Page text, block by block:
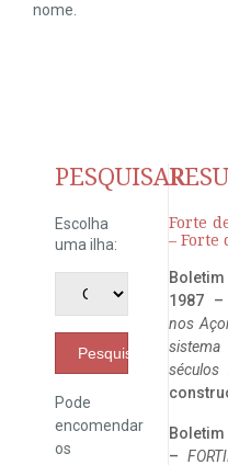
nome.
PESQUISAR
Escolha
uma ilha:
Pesquisar
Pode
encomendar
os
Forte
– Forte
1987 –
nos
séculos
Boletim
–